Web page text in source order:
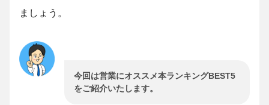
ましょう。
今回は営業にオススメ本ランキングBEST5
をご紹介いたします。